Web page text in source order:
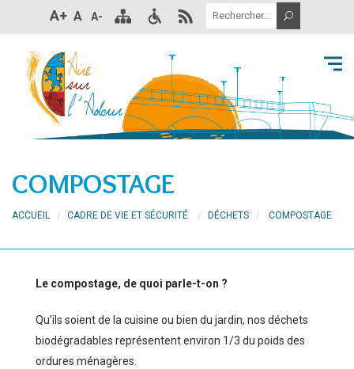
A+ A A-
COMPOSTAGE
ACCUEIL CADRE DE VIE ET SÉCURITÉ DÉCHETS COMPOSTAGE
Le compostage, de quoi parle-t-on ?
Qu’ils soient de la cuisine ou bien du jardin, nos déchets
biodégradables représentent environ 1/3 du poids des
ordures ménagères.